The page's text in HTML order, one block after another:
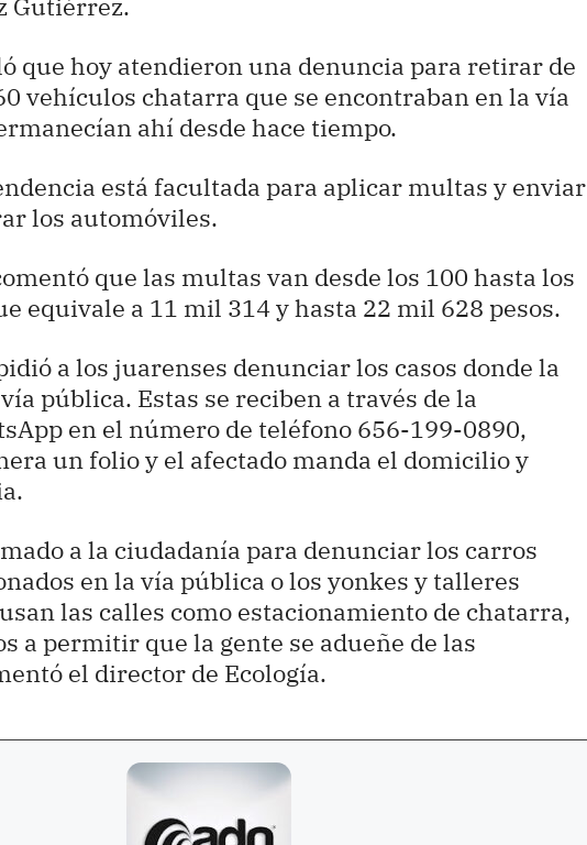
que hoy atendieron una denuncia para retirar de
vehículos chatarra que se encontraban en la vía
ahí desde hace tiempo.
está facultada para aplicar multas y enviar
los automóviles.
que las multas van desde los 100 hasta los
equivale a 11 mil 314 y hasta 22 mil 628 pesos.
a los juarenses denunciar los casos donde la
pública. Estas se reciben a través de la
en el número de teléfono 656-199-0890,
un folio y el afectado manda el domicilio y
a la ciudadanía para denunciar los carros
en la vía pública o los yonkes y talleres
las calles como estacionamiento de chatarra,
a permitir que la gente se adueñe de las
el director de Ecología.